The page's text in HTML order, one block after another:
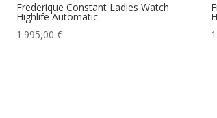
Frederique Constant Ladies Watch
Highlife Automatic
1.995,00 €